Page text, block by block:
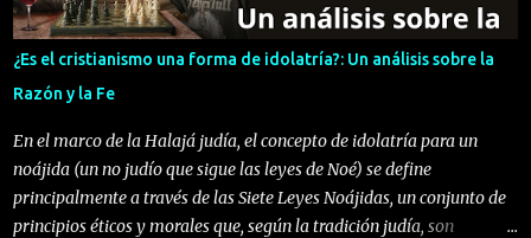
fronteras. A través de este artículo, buscamos honrar la figura de la
mujer, no solo como protagonista en la historia sagrada, sino como
portadora de valores que germinan paz, justicia y vida. Su aporte,
como el Arca de Noaj, que resguarda semillas de renovació...
¿Es el cristianismo una forma de idolatría?: Un análisis sobre la
Razón y la Fe
En el marco de la Halajá judía, el concepto de idolatría para un
noájida (un no judío que sigue las leyes de Noé) se define
principalmente a través de las Siete Leyes Noájidas, un conjunto de
principios éticos y morales que, según la tradición judía, son